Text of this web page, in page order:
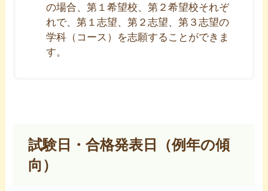
の場合、第１希望校、第２希望校それぞ
れで、第１志望、第２志望、第３志望の
学科（コース）を志願することができま
す。
試験日・合格発表日（例年の傾
向）